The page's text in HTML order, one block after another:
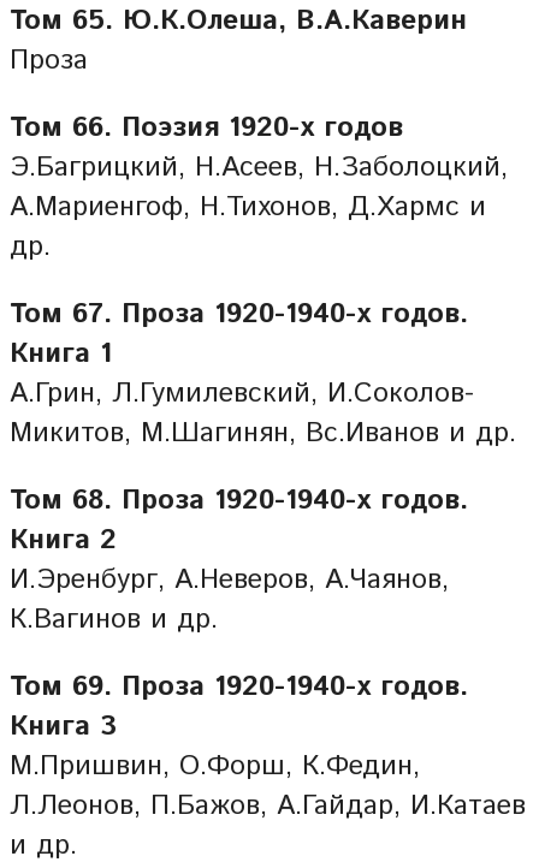
Том 65. Ю.К.Олеша, В.А.Каверин
Проза
Том 66. Поэзия 1920-х годов
Э.Багрицкий, Н.Асеев, Н.Заболоцкий,
А.Мариенгоф, Н.Тихонов, Д.Хармс и
др.
Том 67. Проза 1920-1940-х годов.
Книга 1
А.Грин, Л.Гумилевский, И.Соколов-
Микитов, М.Шагинян, Вс.Иванов и др.
Том 68. Проза 1920-1940-x годов.
Книга 2
И.Эренбург, А.Неверов, А.Чаянов,
К.Вагинов и др.
Том 69. Проза 1920-1940-х годов.
Книга 3
М.Пришвин, О.Форш, К.Федин,
Л.Леонов, П.Бажов, А.Гайдар, И.Катаев
и др.